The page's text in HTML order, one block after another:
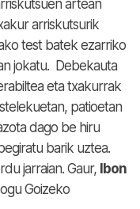
artean
arriskutsurik
test batek ezarriko
jokatu. Debekauta
eta txakurrak
patioetan
dago be hiru
barik uztea.
jarraian. Gaur, Ibon
Goizeko